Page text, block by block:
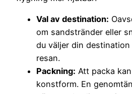
Val av destination:
om sandstränder eller
du väljer din
resan.
Packning: Att packa
konstform. En